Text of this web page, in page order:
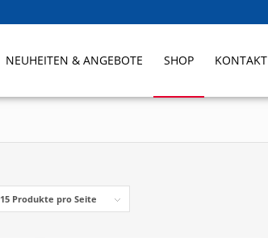
NEUHEITEN & ANGEBOTE SHOP KONTAKT
15 Produkte pro Seite